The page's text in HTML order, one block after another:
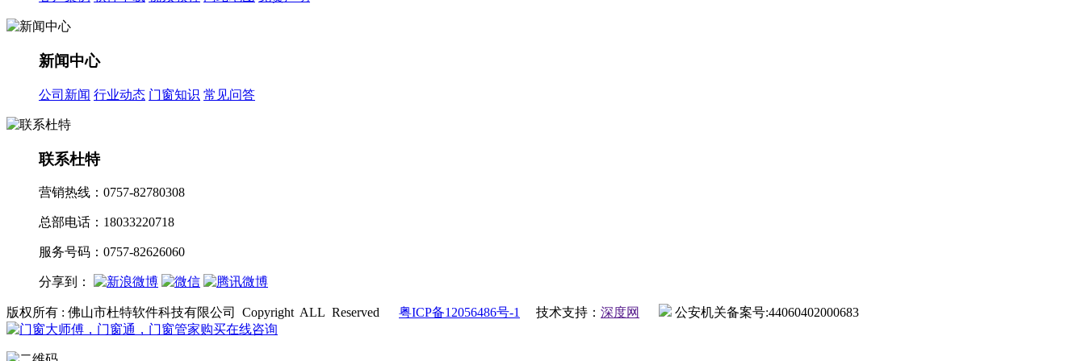
新闻中心
公司新闻 行业动态 门窗知识 常见问答
联系杜特
营销热线：0757-82780308
总部电话：18033220718
服务号码：0757-82626060
分享到：
版权所有 : 佛山市杜特软件科技有限公司 Copyright ALL Reserved 粤ICP备12056486号-1 技术支持： 深度网 公安机关备案号:44060402000683